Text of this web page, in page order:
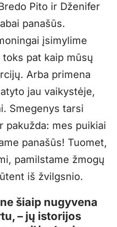
Pito ir Dženifer
panašūs.
įsimylime
pat kaip mūsų
Arba primena
jau vaikystėje,
Smegenys tarsi
pakužda: mes puikiai
panašūs! Tuomet,
pamilstame žmogų
iš žvilgsnio.
šiaip nugyvena
– jų istorijos